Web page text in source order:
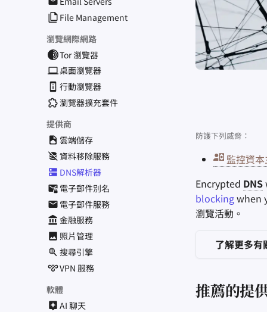
File Management
瀏覽網際網路
Tor 瀏覽器
桌面瀏覽器
行動瀏覽器
瀏覽器擴充套件
提供商
雲端儲存
資料移除服務
DNS解析器
電子郵件別名
電子郵件服務
金融服務
照片管理
搜尋引擎
VPN 服務
軟體
AI 聊天
防護下列威脅：
監控資
Encrypted DNS
blockingwhen
瀏覽活動。
了解更多
推薦的提